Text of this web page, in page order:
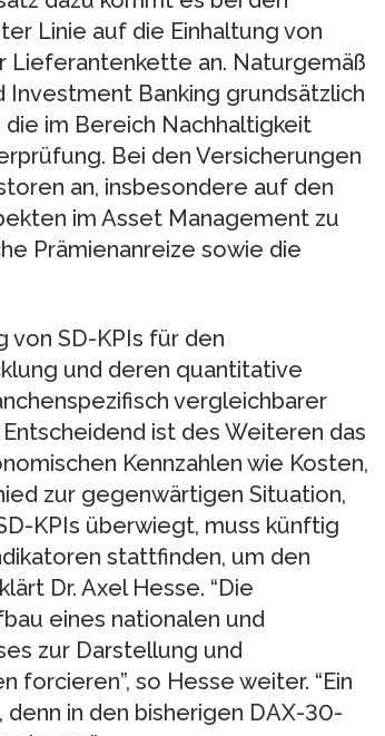
Linie auf die Einhaltung von
Lieferantenkette an. Naturgemäß
Banking grundsätzlich
im Bereich Nachhaltigkeit
Bei den Versicherungen
an, insbesondere auf den
im Asset Management zu
Prämienanreize sowie die
SD-KPIs für den
und deren quantitative
vergleichbarer
ist des Weiteren das
Kennzahlen wie Kosten,
zur gegenwärtigen Situation,
KPIs überwiegt, muss künftig
stattfinden, um den
Dr. Axel Hesse. “Die
eines nationalen und
zur Darstellung und
forcieren”, so Hesse weiter. “Ein
in den bisherigen DAX-30-